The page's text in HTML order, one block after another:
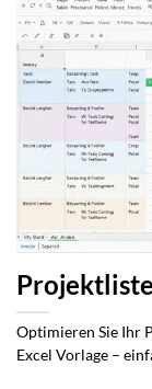
Projektliste
Optimieren Sie Ihr
Excel Vorlage –